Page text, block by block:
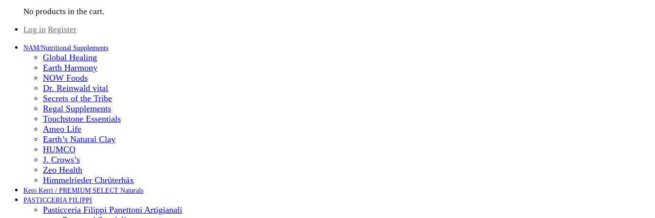
No products in the cart.
Log in Register
NAM/Nutritional Supplements
Global Healing
Earth Harmony
NOW Foods
Dr. Reinwald vital
Secrets of the Tribe
Regal Supplements
Touchstone Essentials
Ameo Life
Earth’s Natural Clay
HUMCO
J. Crows’s
Zeo Health
Himmelrieder Chrüterhäx
Keto Kerri / PREMIUM SELECT Naturals
PASTICCERIA FILIPPI
Pasticceria Filippi Panettoni Artigianali